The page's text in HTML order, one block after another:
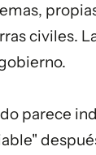
civiles.
parece